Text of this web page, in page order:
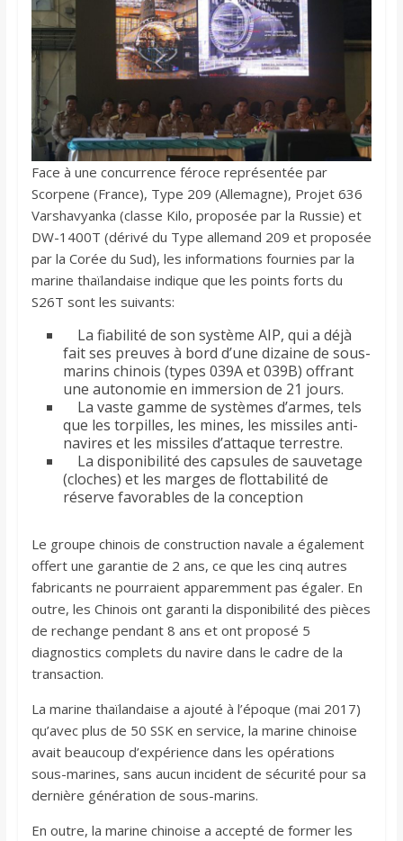
Face à une concurrence féroce représentée par
Scorpene (France), Type 209 (Allemagne), Projet 636
Varshavyanka (classe Kilo, proposée par la Russie) et
DW-1400T (dérivé du Type allemand 209 et proposée
par la Corée du Sud), les informations fournies par la
marine thaïlandaise indique que les points forts du
S26T sont les suivants:
La fiabilité de son système AIP, qui a déjà
fait ses preuves à bord d’une dizaine de sous-
marins chinois (types 039A et 039B) offrant
une autonomie en immersion de 21 jours.
La vaste gamme de systèmes d’armes, tels
que les torpilles, les mines, les missiles anti-
navires et les missiles d’attaque terrestre.
La disponibilité des capsules de sauvetage
(cloches) et les marges de flottabilité de
réserve favorables de la conception
Le groupe chinois de construction navale a également
offert une garantie de 2 ans, ce que les cinq autres
fabricants ne pourraient apparemment pas égaler. En
outre, les Chinois ont garanti la disponibilité des pièces
de rechange pendant 8 ans et ont proposé 5
diagnostics complets du navire dans le cadre de la
transaction.
La marine thaïlandaise a ajouté à l’époque (mai 2017)
qu’avec plus de 50 SSK en service, la marine chinoise
avait beaucoup d’expérience dans les opérations
sous-marines, sans aucun incident de sécurité pour sa
dernière génération de sous-marins.
En outre, la marine chinoise a accepté de former les